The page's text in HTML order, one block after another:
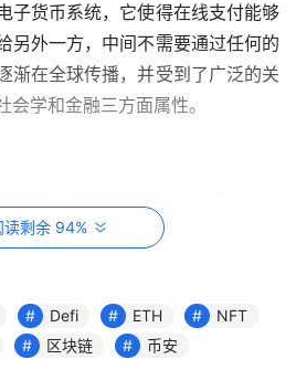
子货币系统，它使得在线支付能够
另外一方，中间不需要通过任何的
渐在全球传播，并受到了广泛的关
学和金融三方面属性。
出发，比特币的网络协议是一种去
，可简要理解为它是一个不由任何
读剩余 94%
Defi ETH
NFT
区块链 币安